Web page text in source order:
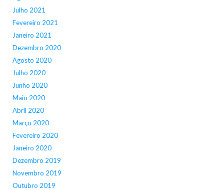
Julho 2021
Fevereiro 2021
Janeiro 2021
Dezembro 2020
Agosto 2020
Julho 2020
Junho 2020
Maio 2020
Abril 2020
Março 2020
Fevereiro 2020
Janeiro 2020
Dezembro 2019
Novembro 2019
Outubro 2019